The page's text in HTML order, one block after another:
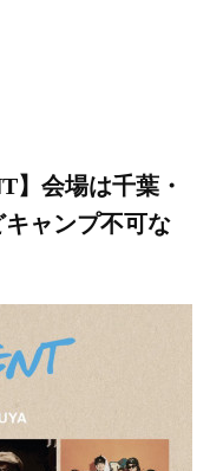
】会場は千葉・
ャンプ不可な